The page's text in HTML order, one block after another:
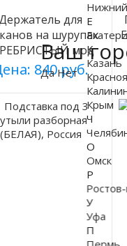
для
на шурупах
мод
003
840 руб.
Ваш
Да Нет
Е
К
Казань
Крым
Ч
О
Омск
Р
У
Уфа
П